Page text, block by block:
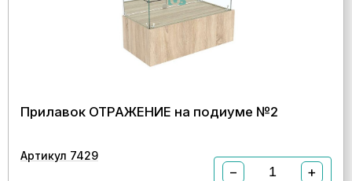
Прилавок ОТРАЖЕНИЕ на подиуме №2
Артикул 7429
− +